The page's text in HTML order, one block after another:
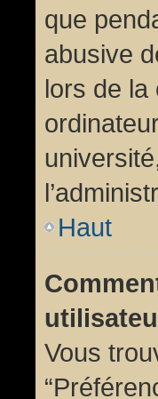
que
abusive
lors de la
Haut
Vous